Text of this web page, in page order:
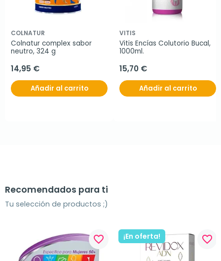
COLNATUR
Colnatur complex sabor
neutro, 324 g
14,95 €
Añadir al carrito
VITIS
Vitis Encías Colutorio Bucal,
1000ml.
15,70 €
Añadir al carrito
Recomendados para ti
Tu selección de productos ;)
favorite_border ¡En oferta! favorite_border